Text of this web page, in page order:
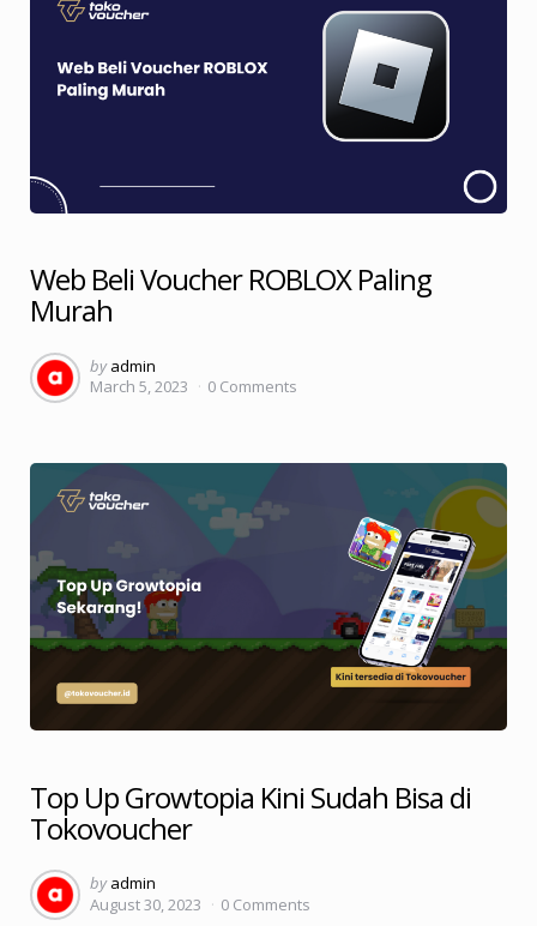
Web Beli Voucher ROBLOX Paling
Murah
Posted
by
by admin
March 5, 2023
0 Comments
Top Up Growtopia Kini Sudah Bisa di
Tokovoucher
Posted
by
by admin
August 30, 2023
0 Comments